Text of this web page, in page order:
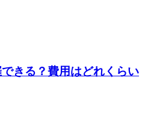
きる？費用はどれくらい